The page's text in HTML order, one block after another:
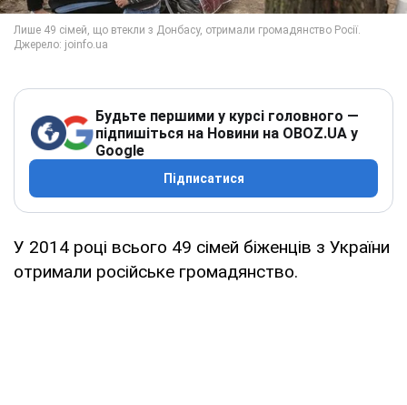
Будьте першими у курсі головного —
підпишіться на Новини на OBOZ.UA у
Google
Підписатися
У 2014 році всього 49 сімей біженців з України
отримали російське громадянство.